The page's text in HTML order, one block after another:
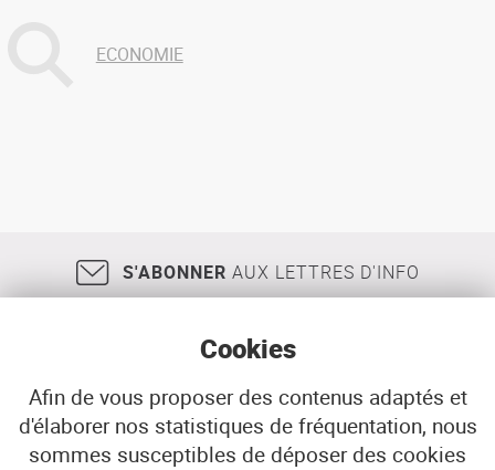
ECONOMIE
S'ABONNER AUX LETTRES D'INFO
18, rue Jean Jaurès 29200 BREST
02 98 33 51 71
CONTACT
Cookies
Afin de vous proposer des contenus adaptés et
d'élaborer nos statistiques de fréquentation, nous
sommes susceptibles de déposer des cookies